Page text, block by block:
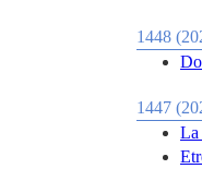
1448
1447
La